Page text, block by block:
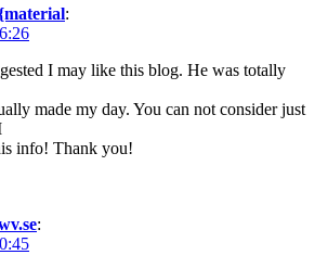
:
I may like this blog. He was totally
made my day. You can not consider just
info! Thank you!
: